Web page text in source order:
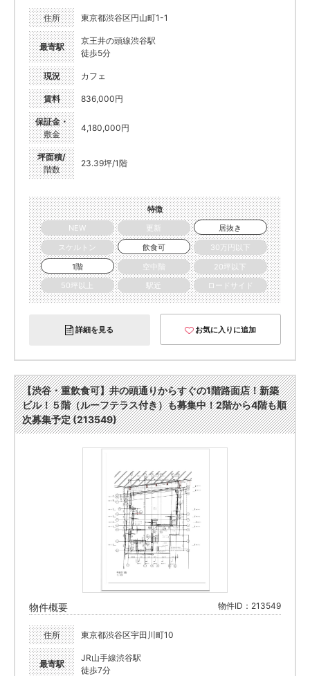
住所 東京都渋谷区円山町1-1
最寄駅
京王井の頭線渋谷駅
徒歩5分
現況 カフェ
賃料 836,000円
保証金・
敷金
4,180,000円
坪面積/
階数
23.39坪/1階
特徴
NEW
更新
居抜き
スケルトン
飲食可
30万円以下
1階
空中階
20坪以下
50坪以上
駅近 ロードサイド
詳細を見る お気に入りに追加
【渋谷・重飲食可】井の頭通りからすぐの1階路面店！新築
ビル！５階（ルーフテラス付き）も募集中！2階から4階も順
次募集予定 (213549)
物件概要 物件ID：213549
住所 東京都渋谷区宇田川町10
最寄駅
JR山手線渋谷駅
徒歩7分